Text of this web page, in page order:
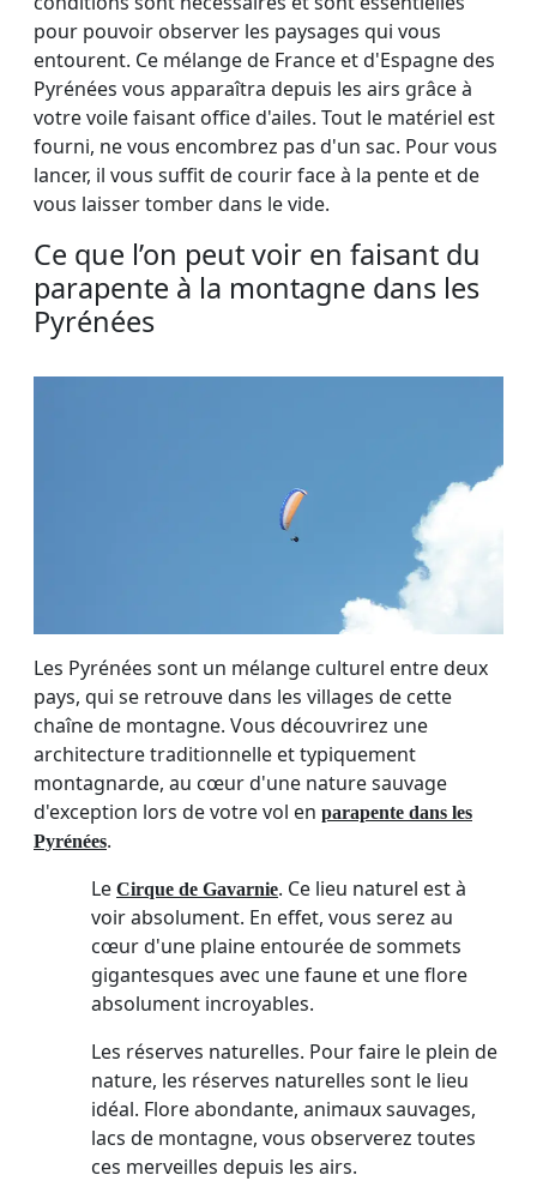
pour pouvoir observer les paysages qui vous
entourent. Ce mélange de France et d'Espagne des
Pyrénées vous apparaîtra depuis les airs grâce à
votre voile faisant office d'ailes. Tout le matériel est
fourni, ne vous encombrez pas d'un sac. Pour vous
lancer, il vous suffit de courir face à la pente et de
vous laisser tomber dans le vide.
Ce que l’on peut voir en faisant du
parapente à la montagne dans les
Pyrénées
Les Pyrénées sont un mélange culturel entre deux
pays, qui se retrouve dans les villages de cette
chaîne de montagne. Vous découvrirez une
architecture traditionnelle et typiquement
montagnarde, au cœur d'une nature sauvage
d'exception lors de votre vol en parapente dans les
Pyrénées.
Le Cirque de Gavarnie. Ce lieu naturel est à
voir absolument. En effet, vous serez au
cœur d'une plaine entourée de sommets
gigantesques avec une faune et une flore
absolument incroyables.
Les réserves naturelles. Pour faire le plein de
nature, les réserves naturelles sont le lieu
idéal. Flore abondante, animaux sauvages,
lacs de montagne, vous observerez toutes
ces merveilles depuis les airs.